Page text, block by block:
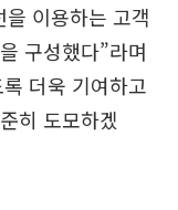
이용하는 고객
구성했다”라며
더욱 기여하고
히 도모하겠